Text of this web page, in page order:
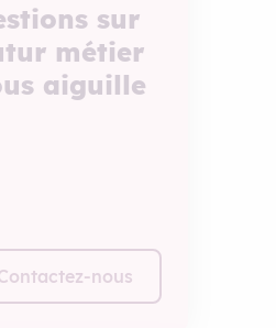
sur
métier
aiguille
nous